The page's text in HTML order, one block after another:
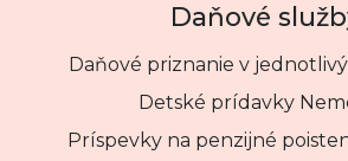
Daňové
Daňové priznanie v
Detské prídavky
Príspevky na penzijné